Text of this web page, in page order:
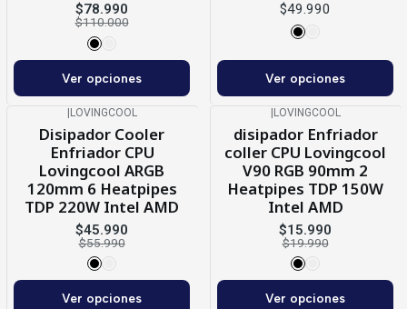
$78.990
$110.000
Ver opciones
$49.990
Ver opciones
LOVINGCOOL
Disipador Cooler
Enfriador CPU
Lovingcool ARGB
120mm 6 Heatpipes
TDP 220W Intel AMD
$45.990
$55.990
Ver opciones
LOVINGCOOL
disipador Enfriador
coller CPU Lovingcool
V90 RGB 90mm 2
Heatpipes TDP 150W
Intel AMD
$15.990
$19.990
Ver opciones